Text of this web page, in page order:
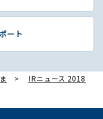
ート
IRニュース 2018